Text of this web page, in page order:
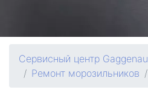
Сервисный центр Gaggenau
Ремонт морозильников